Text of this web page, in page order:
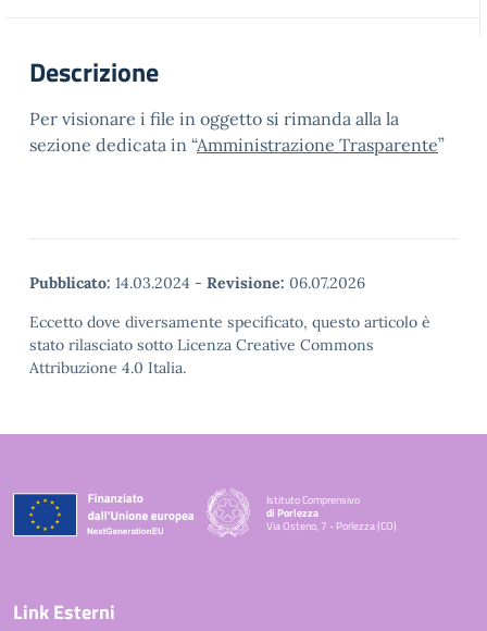
Descrizione
Per visionare i file in oggetto si rimanda alla la
sezione dedicata in “Amministrazione Trasparente”
Pubblicato: 14.03.2024 - Revisione: 06.07.2026
Eccetto dove diversamente specificato, questo articolo è
stato rilasciato sotto Licenza Creative Commons
Attribuzione 4.0 Italia.
Istituto Comprensivo
di Porlezza
Via Osteno, 7 - Porlezza (CO)
Link Esterni